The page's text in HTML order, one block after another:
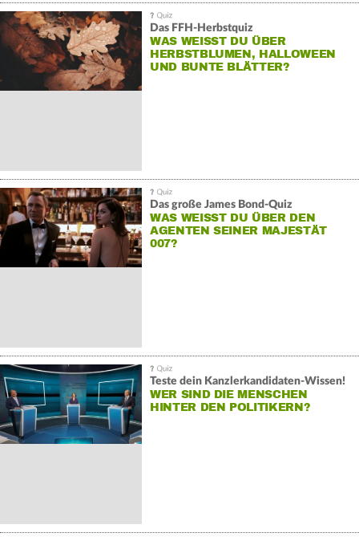
Das FFH-Herbstquiz
WAS WEISST DU ÜBER H
ERBSTBLUMEN, HALLOWEEN U
ND BUNTE BLÄTTER?
Das große James Bond-Quiz
WAS WEISST DU ÜBER DEN A
GENTEN SEINER MAJESTÄT 0
07?
Teste dein Kanzlerkandidaten-Wissen!
WER SIND DIE MENSCHEN
HINTER DEN POLITIKERN?